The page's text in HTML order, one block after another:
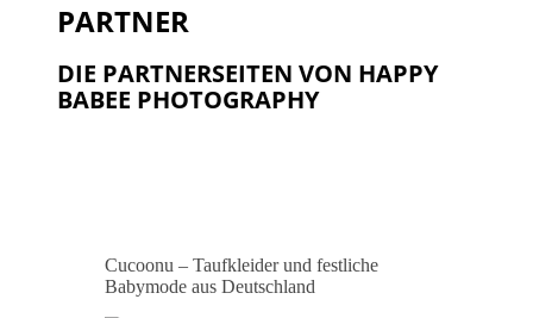
PARTNER
DIE PARTNERSEITEN VON HAPPY
BABEE PHOTOGRAPHY
Cucoonu – Taufkleider und festliche
Babymode aus Deutschland